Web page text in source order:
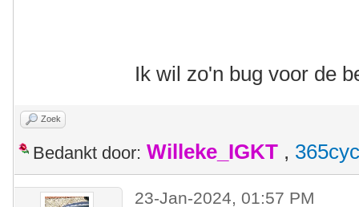
Ik wil zo'n bug voor de
Zoek
Bedankt door: Willeke_IGKT ,
23-Jan-2024, 01:57 PM